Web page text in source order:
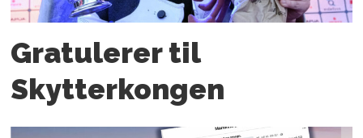
Gratulerer til
Skytterkongen